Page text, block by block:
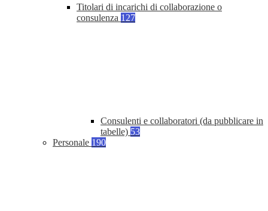
Titolari di incarichi di collaborazione o
consulenza 127
Consulenti e collaboratori (da pubblicare in
tabelle) 53
Personale 190